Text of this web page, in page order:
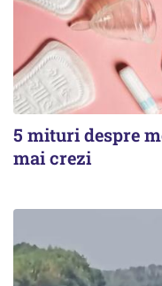
5 mituri despre
mai crezi